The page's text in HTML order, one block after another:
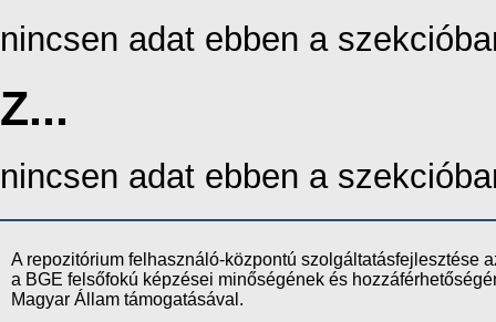
nincsen adat ebben a
Z...
nincsen adat ebben a
A repozitórium felhasználó-központú szolgáltatásfejlesztése
a BGE felsőfokú képzései minőségének és
Magyar Állam támogatásával.